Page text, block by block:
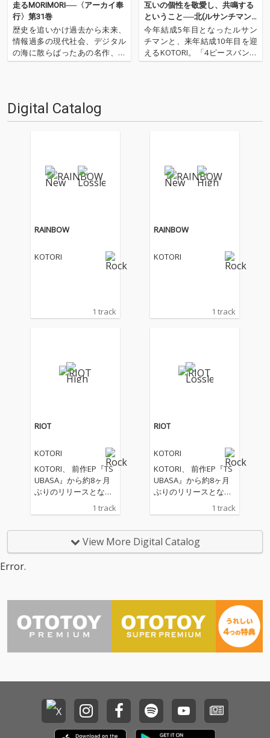
走るMORIMORI──〈アーカイ奉
行〉第31巻
歴史を追いかけ過去から未来、
情報過多の現代社会、デジタル
の海に散らばったあの名作、こ
の名作たちをひとつにまとめる
は…'''1.過去作の最新リマスター
音源 2.これまで未配信…
互いの個性を敬愛し、共鳴する
ということ──北(ルサンチマン)
× 横山優也(KOTORI)対談
今年結成5年目となったルサン
チマンと、来年結成10年目を迎
えるKOTORI。「4ピースバンド
の先輩として話をききたい」と
のパフォーマンス…
Digital Catalog
RAINBOW
KOTORI
1 track
RAINBOW
KOTORI
1 track
RIOT
KOTORI
KOTORI、 前作EP『TS
UBASA』から約8ヶ月
ぶりのリリースとなる
新曲「RIOT」を配信リ
リース！！
1 track
RIOT
KOTORI
KOTORI、 前作EP『TS
UBASA』から約8ヶ月
ぶりのリリースとなる
新曲「RIOT」を配信リ
リース！！
1 track
View More Digital Catalog
Error.